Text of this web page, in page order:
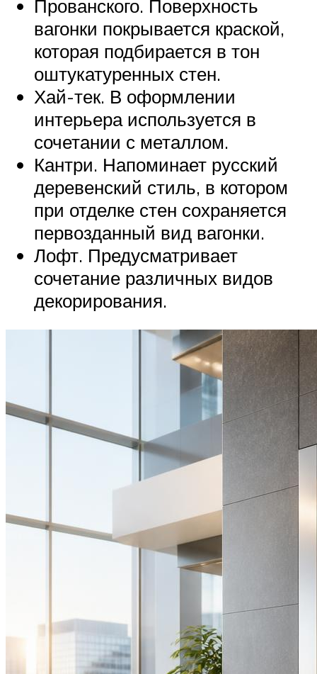
Прованского. Поверхность
вагонки покрывается краской,
которая подбирается в тон
оштукатуренных стен.
Хай-тек. В оформлении
интерьера используется в
сочетании с металлом.
Кантри. Напоминает русский
деревенский стиль, в котором
при отделке стен сохраняется
первозданный вид вагонки.
Лофт. Предусматривает
сочетание различных видов
декорирования.